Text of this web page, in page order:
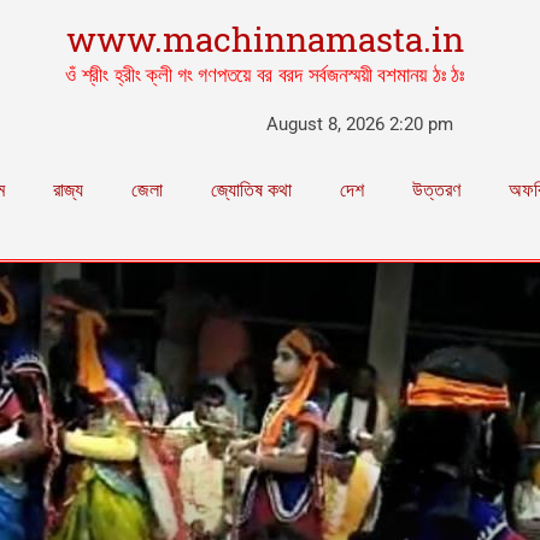
www.machinnamasta.in
ওঁ শ্রীং হ্রীং ক্লী গং গণপতয়ে বর বরদ সর্বজনস্ময়ী বশমানয় ঠঃ ঠঃ
August 8, 2026 2:20 pm
রাজ্য জেলা জ্যোতিষ কথা দেশ উত্তরণ